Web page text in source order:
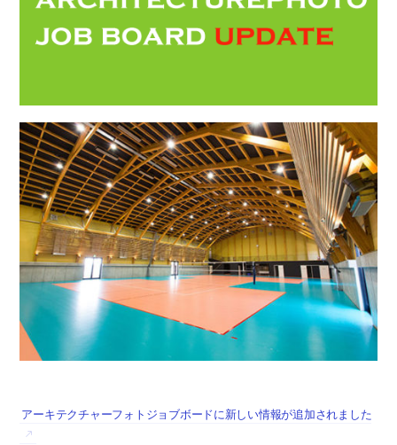
アーキテクチャーフォトジョブボードに新しい情報が追加されました